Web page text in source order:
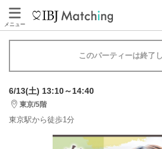
メニュー
このパーティーは終了
6/13(土) 13:10～14:40
東京/5階
東京駅から徒歩1分